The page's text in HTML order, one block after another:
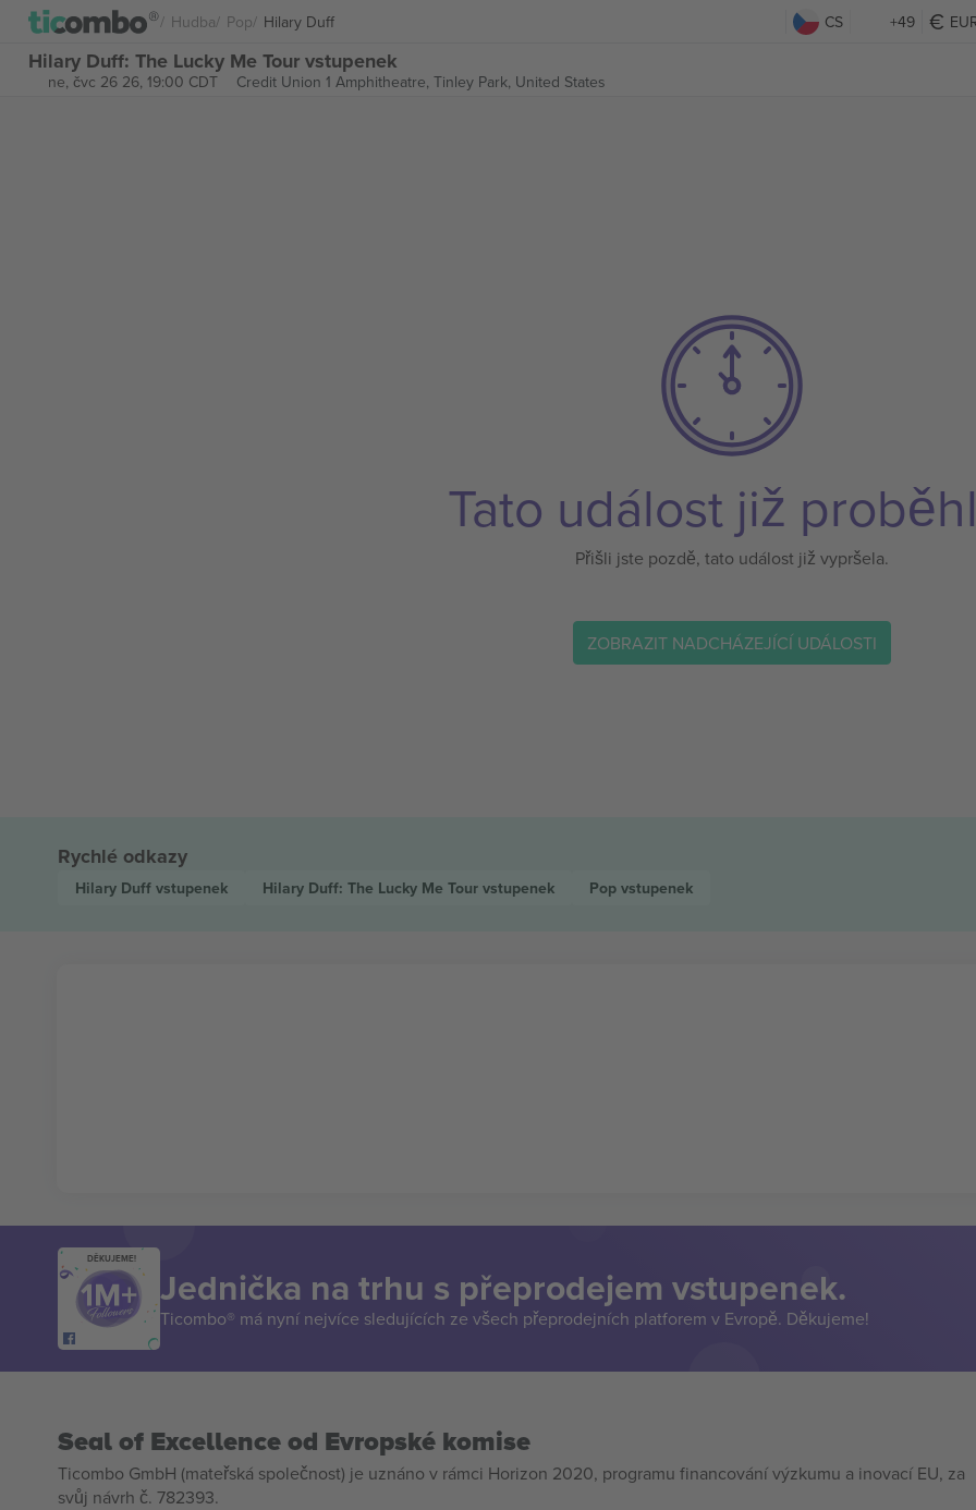
Hudba Pop Hilary Duff CS +49
Hilary Duff: The Lucky Me Tour vstupenek
ne, čvc 26 26, 19:00 CDT Credit Union 1 Amphitheatre, Tinley Park, United States
Tato událost již
Přišli jste pozdě, tato událost již vypršela.
ZOBRAZIT NADCHÁZEJÍCÍ UDÁLOSTI
Rychlé odkazy
Hilary Duff vstupenek Hilary Duff: The Lucky Me Tour vstupenek Pop vstupenek
DĚKUJEME!
Jednička na trhu s přeprodejem vstupenek.
Ticombo® má nyní nejvíce sledujících ze všech přeprodejních platforem v Evropě. Děkujeme!
Seal of Excellence od Evropské komise
Ticombo GmbH (mateřská společnost) je uznáno v rámci Horizon 2020, programu financování výzkumu a inovací EU, za
svůj návrh č. 782393.